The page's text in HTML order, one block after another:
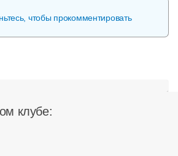
чтобы прокомментировать
клубе: